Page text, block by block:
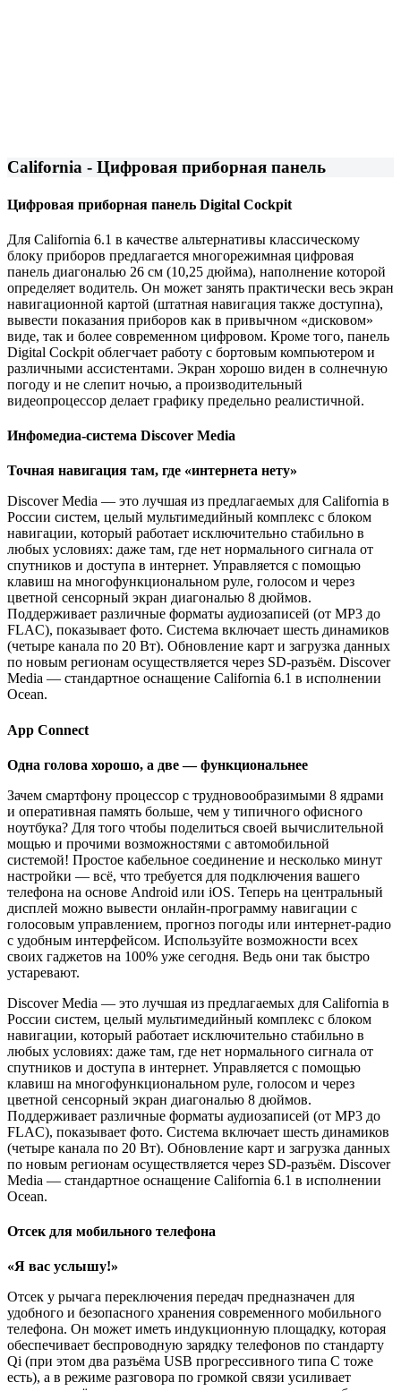
California - Цифровая приборная панель
Цифровая приборная панель Digital Cockpit
Для California 6.1 в качестве альтернативы классическому
блоку приборов предлагается многорежимная цифровая
панель диагональю 26 см (10,25 дюйма), наполнение которой
определяет водитель. Он может занять практически весь экран
навигационной картой (штатная навигация также доступна),
вывести показания приборов как в привычном «дисковом»
виде, так и более современном цифровом. Кроме того, панель
Digital Cockpit облегчает работу с бортовым компьютером и
различными ассистентами. Экран хорошо виден в солнечную
погоду и не слепит ночью, а производительный
видеопроцессор делает графику предельно реалистичной.
Инфомедиа-система Discover Media
Точная навигация там, где «интернета нету»
Discover Media — это лучшая из предлагаемых для California в
России систем, целый мультимедийный комплекс с блоком
навигации, который работает исключительно стабильно в
любых условиях: даже там, где нет нормального сигнала от
спутников и доступа в интернет. Управляется с помощью
клавиш на многофункциональном руле, голосом и через
цветной сенсорный экран диагональю 8 дюймов.
Поддерживает различные форматы аудиозаписей (от MP3 до
FLAC), показывает фото. Система включает шесть динамиков
(четыре канала по 20 Вт). Обновление карт и загрузка данных
по новым регионам осуществляется через SD-разъём. Discover
Media — стандартное оснащение California 6.1 в исполнении
Ocean.
App Connect
Одна голова хорошо, а две — функциональнее
Зачем смартфону процессор с трудновообразимыми 8 ядрами
и оперативная память больше, чем у типичного офисного
ноутбука? Для того чтобы поделиться своей вычислительной
мощью и прочими возможностями с автомобильной
системой! Простое кабельное соединение и несколько минут
настройки — всё, что требуется для подключения вашего
телефона на основе Android или iOS. Теперь на центральный
дисплей можно вывести онлайн-программу навигации с
голосовым управлением, прогноз погоды или интернет-радио
с удобным интерфейсом. Используйте возможности всех
своих гаджетов на 100% уже сегодня. Ведь они так быстро
устаревают.
Discover Media — это лучшая из предлагаемых для California в
России систем, целый мультимедийный комплекс с блоком
навигации, который работает исключительно стабильно в
любых условиях: даже там, где нет нормального сигнала от
спутников и доступа в интернет. Управляется с помощью
клавиш на многофункциональном руле, голосом и через
цветной сенсорный экран диагональю 8 дюймов.
Поддерживает различные форматы аудиозаписей (от MP3 до
FLAC), показывает фото. Система включает шесть динамиков
(четыре канала по 20 Вт). Обновление карт и загрузка данных
по новым регионам осуществляется через SD-разъём. Discover
Media — стандартное оснащение California 6.1 в исполнении
Ocean.
Отсек для мобильного телефона
«Я вас услышу!»
Отсек у рычага переключения передач предназначен для
удобного и безопасного хранения современного мобильного
телефона. Он может иметь индукционную площадку, которая
обеспечивает беспроводную зарядку телефонов по стандарту
Qi (при этом два разъёма USB прогрессивного типа C тоже
есть), а в режиме разговора по громкой связи усиливает